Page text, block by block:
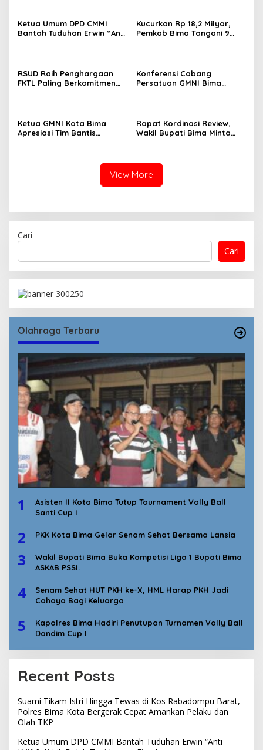
Ketua Umum DPD CMMI
Bantah Tuduhan Erwin “Anti
Kucurkan Rp 18,2 Milyar,
Pemkab Bima Tangani 9
RSUD Raih Penghargaan
FKTL Paling Berkomitmen
Konferensi Cabang
Persatuan GMNI Bima
sekretaris DPC sekaligus
Formatur
Ketua GMNI Kota Bima
Apresiasi Tim Bantis
Rapat Kordinasi Review,
Wakil Bupati Bima Minta
View More
Cari
Cari
Olahraga Terbaru
1
Asisten II Kota Bima Tutup Tournament Volly Ball
Santi Cup I
2 PKK Kota Bima Gelar Senam Sehat Bersama Lansia
3
Wakil Bupati Bima Buka Kompetisi Liga 1 Bupati Bima
ASKAB PSSI.
4
Senam Sehat HUT PKH ke-X, HML Harap PKH Jadi
Cahaya Bagi Keluarga
5
Kapolres Bima Hadiri Penutupan Turnamen Volly Ball
Dandim Cup I
Recent Posts
Suami Tikam Istri Hingga Tewas di Kos Rabadompu Barat,
Polres Bima Kota Bergerak Cepat Amankan Pelaku dan
Olah TKP
Ketua Umum DPD CMMI Bantah Tuduhan Erwin “Anti